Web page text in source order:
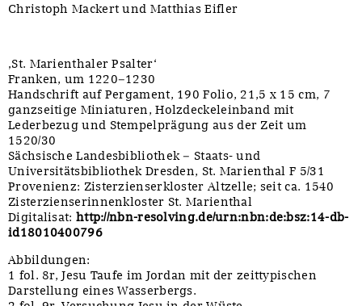
Christoph Mackert und Matthias Eifler
‚St. Marienthaler Psalter‘
Franken, um 1220–1230
Handschrift auf Pergament, 190 Folio, 21,5 x 15 cm, 7
ganzseitige Miniaturen, Holzdeckeleinband mit
Lederbezug und Stempelprägung aus der Zeit um
1520/30
Sächsische Landesbibliothek – Staats- und
Universitätsbibliothek Dresden, St. Marienthal F 5/31
Provenienz: Zisterzienserkloster Altzelle; seit ca. 1540
Zisterzienserinnenkloster St. Marienthal
Digitalisat: http://nbn-resolving.de/urn:nbn:de:bsz:14-db-
id18010400796
Abbildungen:
1 fol. 8r, Jesu Taufe im Jordan mit der zeittypischen
Darstellung eines Wasserbergs.